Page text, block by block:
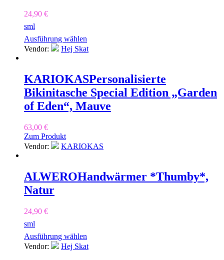
24,90 €
sml
Ausführung wählen
Vendor:
Hej Skat
KARIOKASPersonalisierte
Bikinitasche Special Edition „Garden
of Eden“, Mauve
63,00 €
Zum Produkt
Vendor:
KARIOKAS
ALWEROHandwärmer *Thumby*,
Natur
24,90 €
sml
Ausführung wählen
Vendor:
Hej Skat